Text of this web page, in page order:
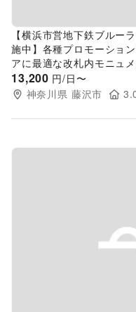
【横浜市営地下鉄ブルー
施中】各種プロモーショ
アに最適な改札内モニュ
13,200 円/日〜
神奈川県 藤沢市
Previous slide